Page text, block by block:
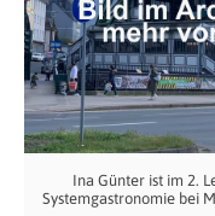
Ina Günter ist im 2.
Systemgastronomie bei